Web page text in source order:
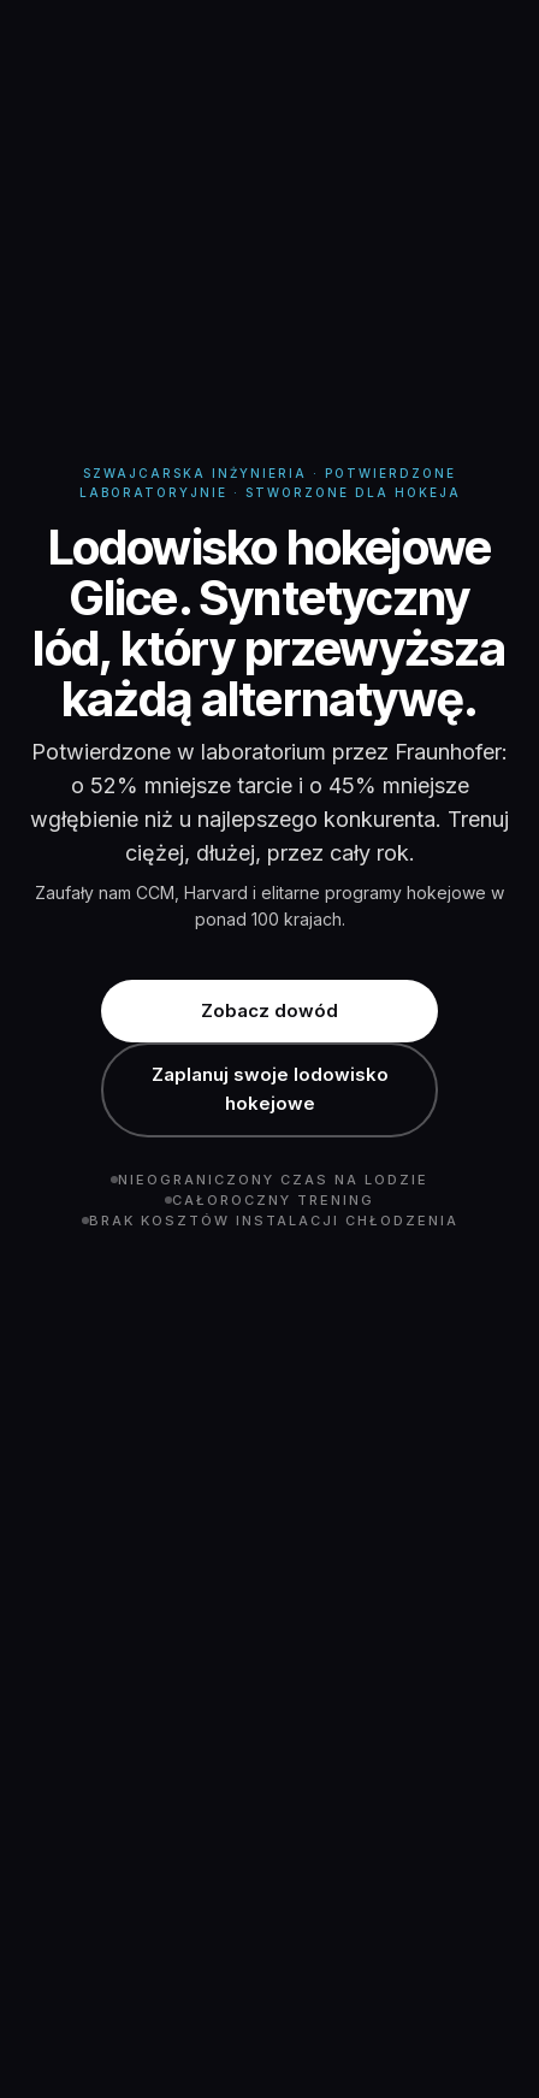
SZWAJCARSKA INŻYNIERIA · POTWIERDZONE
LABORATORYJNIE · STWORZONE DLA HOKEJA
Glice Lodowisko
Lodowisko hokejowe
Glice. Syntetyczny
lód, który przewyższa
każdą alternatywę.
Potwierdzone w laboratorium przez Fraunhofer:
o 52% mniejsze tarcie i o 45% mniejsze
wgłębienie niż u najlepszego konkurenta. Trenuj
ciężej, dłużej, przez cały rok.
Zaufały nam CCM, Harvard i elitarne programy hokejowe w
ponad 100 krajach.
Zobacz dowód
Zaplanuj swoje lodowisko
hokejowe
NIEOGRANICZONY CZAS NA LODZIE
CAŁOROCZNY TRENING
BRAK KOSZTÓW INSTALACJI CHŁODZENIA